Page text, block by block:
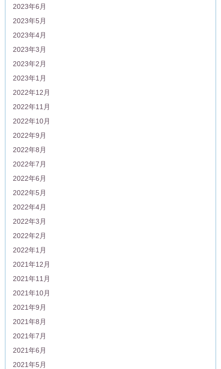
2023年6月
2023年5月
2023年4月
2023年3月
2023年2月
2023年1月
2022年12月
2022年11月
2022年10月
2022年9月
2022年8月
2022年7月
2022年6月
2022年5月
2022年4月
2022年3月
2022年2月
2022年1月
2021年12月
2021年11月
2021年10月
2021年9月
2021年8月
2021年7月
2021年6月
2021年5月